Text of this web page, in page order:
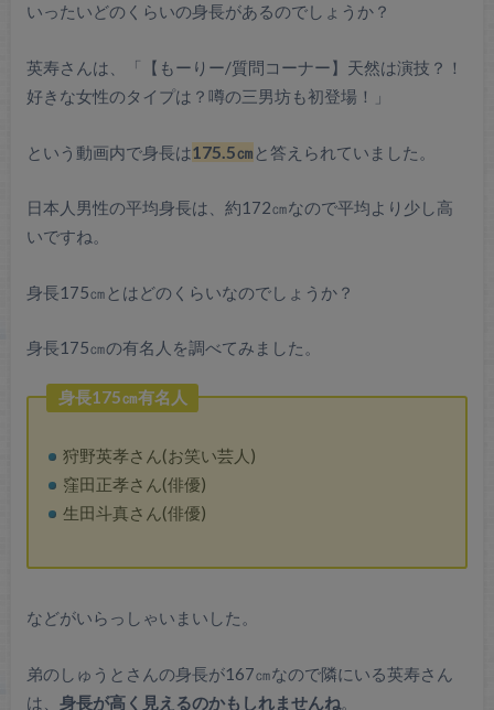
いったいどのくらいの身長があるのでしょうか？
英寿さんは、「【もーりー/質問コーナー】天然は演技？！
好きな女性のタイプは？噂の三男坊も初登場！」
という動画内で身長は175.5㎝ と答えられていました。
日本人男性の平均身長は、約172㎝なので平均より少し高
いですね。
身長175㎝とはどのくらいなのでしょうか？
身長175㎝の有名人を調べてみました。
身長175㎝有名人
狩野英孝さん(お笑い芸人)
窪田正孝さん(俳優)
生田斗真さん(俳優)
などがいらっしゃいまいした。
弟のしゅうとさんの身長が167㎝なので隣にいる英寿さん
は、 身長が高く見えるのかもしれませんね